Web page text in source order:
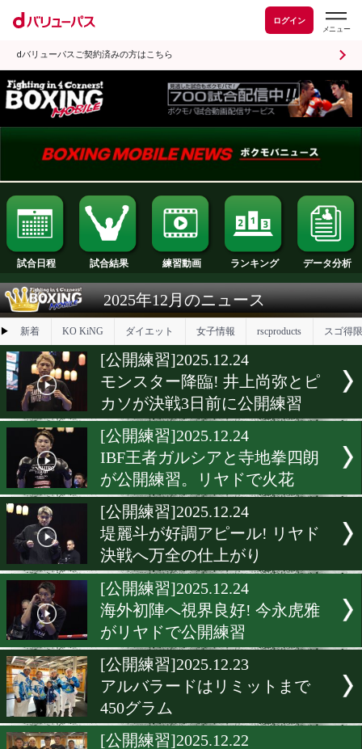
ログイン
dバリューパスご契約済みの方はこちら
試合日程 試合結果 練習動画 ランキング
2025年12月のニュース
新着 KO KiNG ダイエット 女子情報
[公開練習]2025.12.24
モンスター降臨! 井上尚弥
カソが決戦3日前に公開練
[公開練習]2025.12.24
IBF王者ガルシアと寺地拳
が公開練習。リヤドで火花
[公開練習]2025.12.24
堤麗斗が好調アピール! リ
決戦へ万全の仕上がり
[公開練習]2025.12.24
海外初陣へ視界良好! 今永